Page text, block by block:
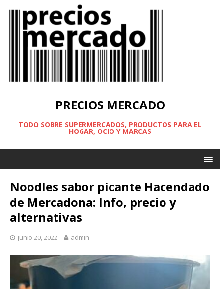
PRECIOS MERCADO
TODO SOBRE SUPERMERCADOS, PRODUCTOS PARA EL
HOGAR, OCIO Y MARCAS
Noodles sabor picante Hacendado
de Mercadona: Info, precio y
alternativas
junio 20, 2022 admin